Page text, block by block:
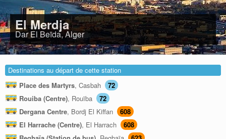
El Merdja
Dar El Beïda, Alger
Destinations au départ de cette station
Place des Martyrs, Casbah
72
Rouiba (Centre), Rouïba
72
Dergana Centre, Bordj El Kiffan
608
El Harrache (Centre), El Harrach
608